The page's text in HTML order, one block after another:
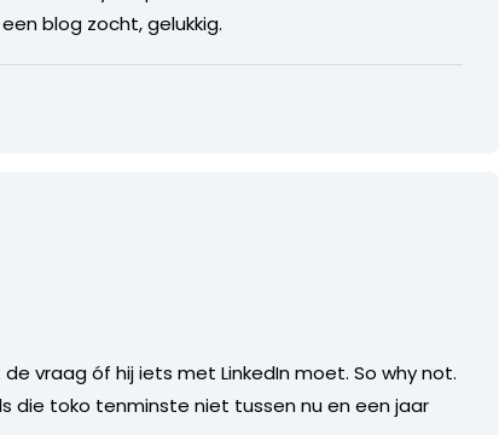
blog zocht, gelukkig.
vraag óf hij iets met LinkedIn moet. So why not.
die toko tenminste niet tussen nu en een jaar